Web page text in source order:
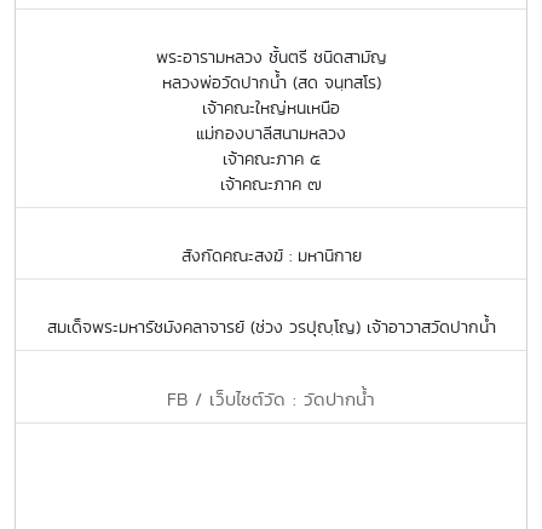
พระอารามหลวง ชั้นตรี ชนิดสามัญ
หลวงพ่อวัดปากน้ำ (สด จนฺทสโร)
เจ้าคณะใหญ่หนเหนือ
แม่กองบาลีสนามหลวง
เจ้าคณะภาค ๕
เจ้าคณะภาค ๗
สังกัดคณะสงฆ์ : มหานิกาย
สมเด็จพระมหารัชมังคลาจารย์ (ช่วง วรปุญฺโญ) เจ้าอาวาสวัดปากน้ำ
FB / เว็บไซต์วัด : วัดปากน้ำ